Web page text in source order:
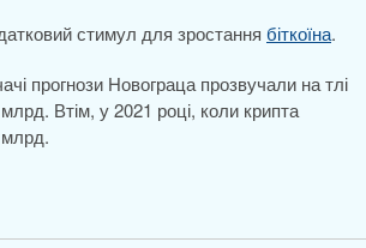
стимул для зростання біткоїна.
прогнози Новограца прозвучали на тлі
млрд. Втім, у 2021 році, коли крипта
млрд.